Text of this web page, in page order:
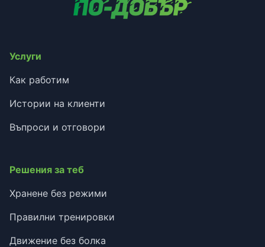
Услуги
Как работим
Истории на клиенти
Въпроси и отговори
Решения за теб
Хранене без режими
Правилни тренировки
Движение без болка